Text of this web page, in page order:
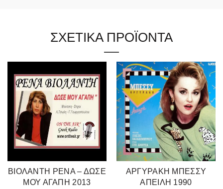
ΣΧΕΤΙΚΑ ΠΡΟΪΟΝΤΑ
ΒΙΟΛΑΝΤΗ ΡΕΝΑ – ΔΩΣΕ
ΜΟΥ ΑΓΑΠΗ 2013
ΑΡΓΥΡΑΚΗ ΜΠΕΣΣΥ
ΑΠΕΙΛΗ 1990